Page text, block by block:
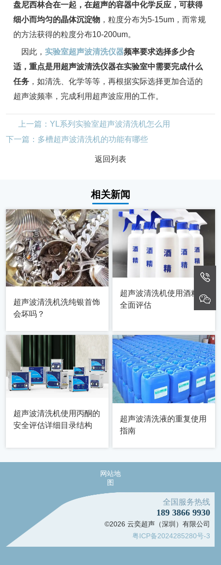
盘尼西林合在一起，在超声的容器中化学反应，可获得
细小而均匀的晶体沉淀物 ，粒度分布为5-15um，而常规
的方法获得的粒度分布10-200um。
因此， 实验室超声波清洗仪器频率要求选择多少合
适，重点是用超声波清洗仪器在实验室中需要完成什么
任务 ，如清洗、化学等等，再根据实际选择更加合适的
超声波频率，完成利用超声波应用的工作。
上一篇：YL系列实验室超声波清洗机怎么用
返回列表
下一篇：多槽超声波清洗机的功能有哪些
相关新闻
超声波清洗机洗纯银首饰
会坏吗？
超声波清洗机使用酒精的
全面评估
超声波清洗机使用丙酮的
安全评估详细目录结构
超声波清洗液的重复使用
指南
网站地
图
全国服务热线
189 3866 9930
©2026 云奕超声（深圳）有限公司
粤ICP备2024285280号-3